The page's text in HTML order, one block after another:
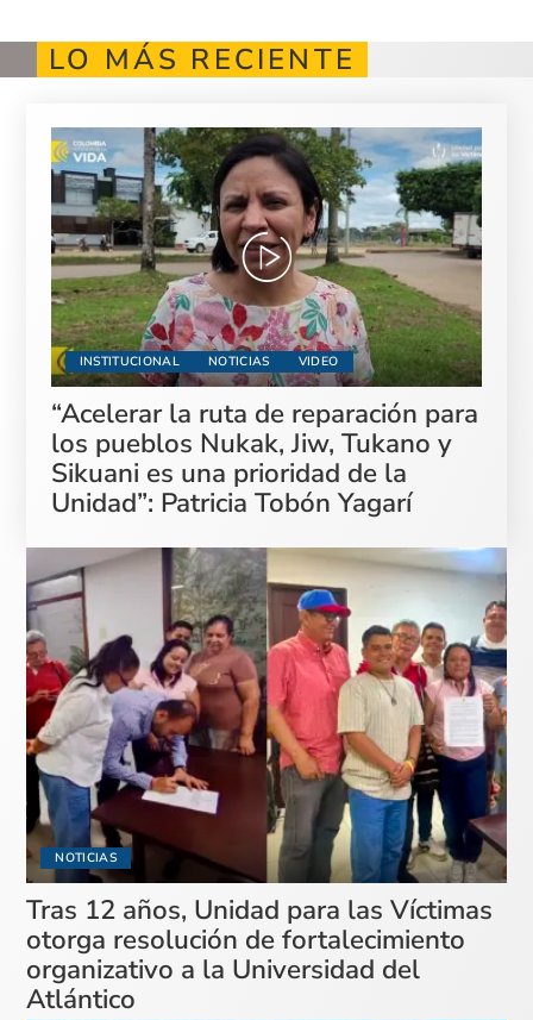
LO MÁS RECIENTE
INSTITUCIONAL NOTICIAS VIDEO
“Acelerar la ruta de reparación para
los pueblos Nukak, Jiw, Tukano y
Sikuani es una prioridad de la
Unidad”: Patricia Tobón Yagarí
NOTICIAS
Tras 12 años, Unidad para las Víctimas
otorga resolución de fortalecimiento
organizativo a la Universidad del
Atlántico